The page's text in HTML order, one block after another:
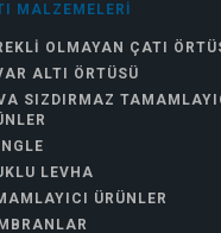
MALZEMELERI
OLMAYAN ÇATI
ALTI ÖRTÜSÜ
SIZDIRMAZ
LEVHA
ÜRÜNLER